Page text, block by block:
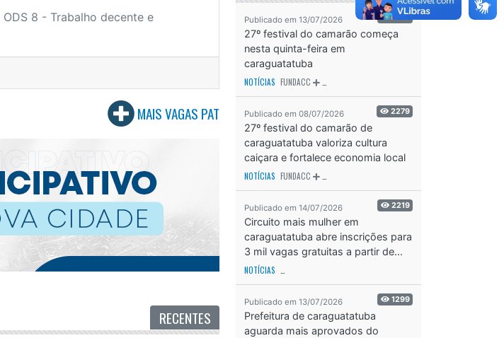
ODS 8 - Trabalho decente e
MAIS VAGAS PAT
RECENTES
Publicado em 13/07/2026 3742
27º festival do camarão começa
nesta quinta-feira em
caraguatatuba
NOTÍCIAS FUNDACC
Publicado em 08/07/2026 2279
27º festival do camarão de
caraguatatuba valoriza cultura
caiçara e fortalece economia local
NOTÍCIAS FUNDACC
Publicado em 14/07/2026 2219
Circuito mais mulher em
caraguatatuba abre inscrições para
3 mil vagas gratuitas a partir de...
NOTÍCIAS
Publicado em 13/07/2026 1299
Prefeitura de caraguatatuba
aguarda mais aprovados do